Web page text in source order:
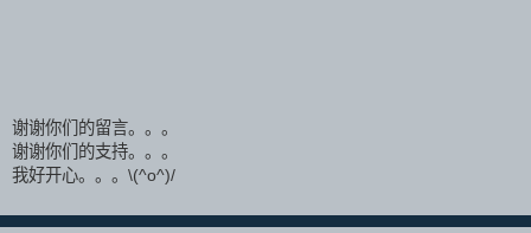
谢谢你们的留言。。。
谢谢你们的支持。。。
我好开心。。。\(^o^)/